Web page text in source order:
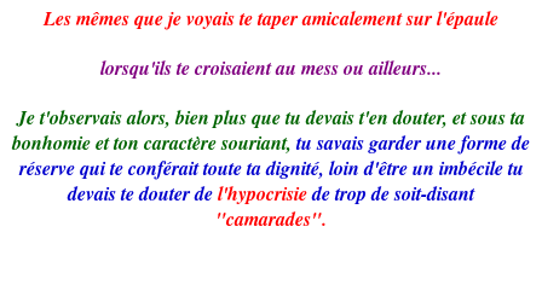
Les mêmes que je voyais te taper amicalement sur l'épaule
lorsqu'ils te croisaient au mess ou ailleurs...
Je t'observais alors, bien plus que tu devais t'en douter, et sous ta
bonhomie et ton caractère souriant, tu savais garder une forme de
réserve qui te conférait toute ta dignité, loin d'être un imbécile tu
devais te douter del'hypocrisiede trop de soit-disant
"camarades".